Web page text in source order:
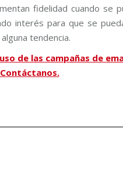
fidelidad cuando se
interés para que se
tendencia.
de las campañas de
Contáctanos.